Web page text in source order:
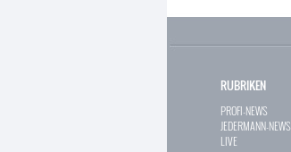
RUBRIKEN
PROFI-NEWS
JEDERMANN-NEWS
LIVE